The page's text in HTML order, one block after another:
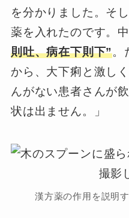
を分かりました。そ
薬を入れたのです。
則吐、病在下則下”。
から、大下痢と激し
んがない患者さんが
状は出ません。」
漢方薬の作用を説明